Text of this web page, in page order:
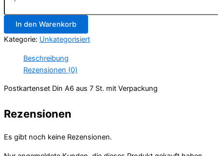
In den Warenkorb
Kategorie: Unkategorisiert
Beschreibung
Rezensionen (0)
Postkartenset Din A6 aus 7 St. mit Verpackung
Rezensionen
Es gibt noch keine Rezensionen.